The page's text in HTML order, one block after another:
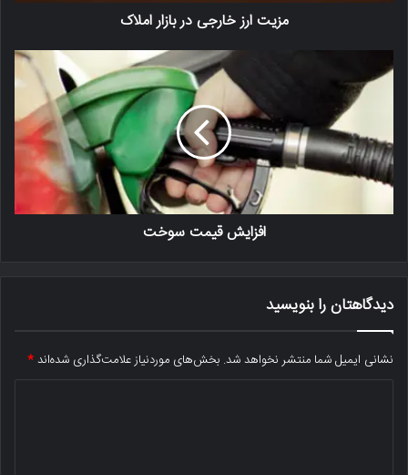
مزیت ارز خارجی در بازار املاک
افزایش قیمت سوخت
دیدگاهتان را بنویسید
نشانی ایمیل شما منتشر نخواهد شد. بخش‌های موردنیاز علامت‌گذاری شده‌اند*